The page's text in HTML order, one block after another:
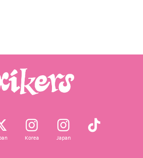
Korea Japan